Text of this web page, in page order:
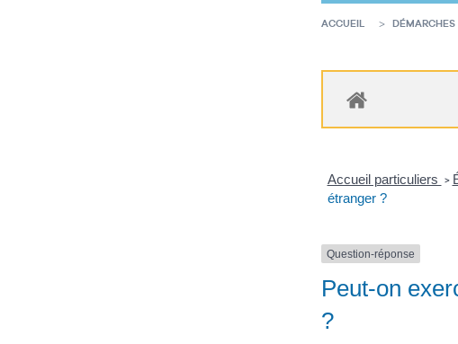
ACCUEIL
Accueil particuliers >
étranger ?
Question-réponse
Peut-on
?